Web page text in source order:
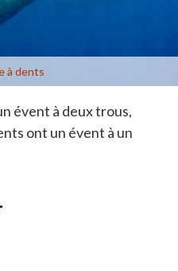
à dents
évent à deux trous,
ont un évent à un